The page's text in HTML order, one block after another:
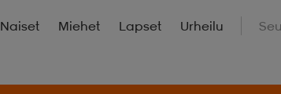
Naiset Miehet Lapset Urheilu